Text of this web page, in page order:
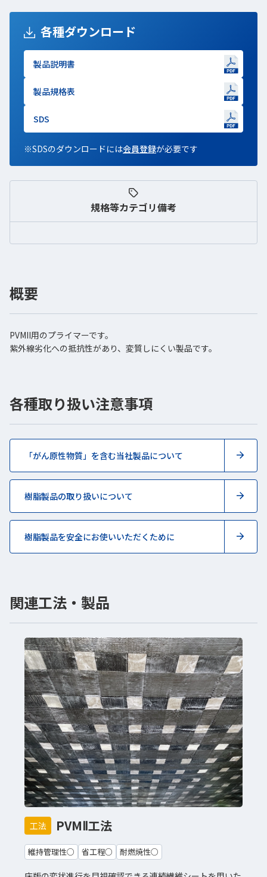
各種ダウンロード
製品説明書
新しいWindowで開きます
製品規格表
新しいWindowで開きます
SDS
新しいWindowで開きます
※SDSのダウンロードには会員登録新しいWindowで開きます
が必要です
規格等カテゴリ備考
概要
PVMII用のプライマーです。
紫外線劣化への抵抗性があり、変質しにくい製品です。
各種取り扱い注意事項
「がん原性物質」を含む当社製品について
樹脂製品の取り扱いについて
樹脂製品を安全にお使いいただくために
関連工法・製品
工法 PVMⅡ工法
維持管理性○ 省工程○ 耐燃焼性○